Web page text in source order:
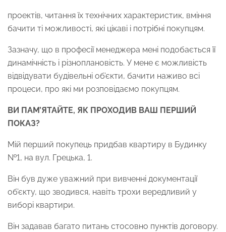
проектів, читання їх технічних характеристик, вміння
бачити ті можливості, які цікаві і потрібні покупцям.
Зазначу, що в професії менеджера мені подобається її
динамічність і різноплановість. У мене є можливість
відвідувати будівельні об’єкти, бачити наживо всі
процеси, про які ми розповідаємо покупцям.
ВИ ПАМ’ЯТАЙТЕ, ЯК ПРОХОДИВ ВАШ ПЕРШИЙ
ПОКАЗ?
Мій перший покупець придбав квартиру в Будинку
№1, на вул. Грецька, 1.
Він був дуже уважний при вивченні документації
об’єкту, що зводився, навіть трохи вередливий у
виборі квартири.
Він задавав багато питань стосовно пунктів договору.